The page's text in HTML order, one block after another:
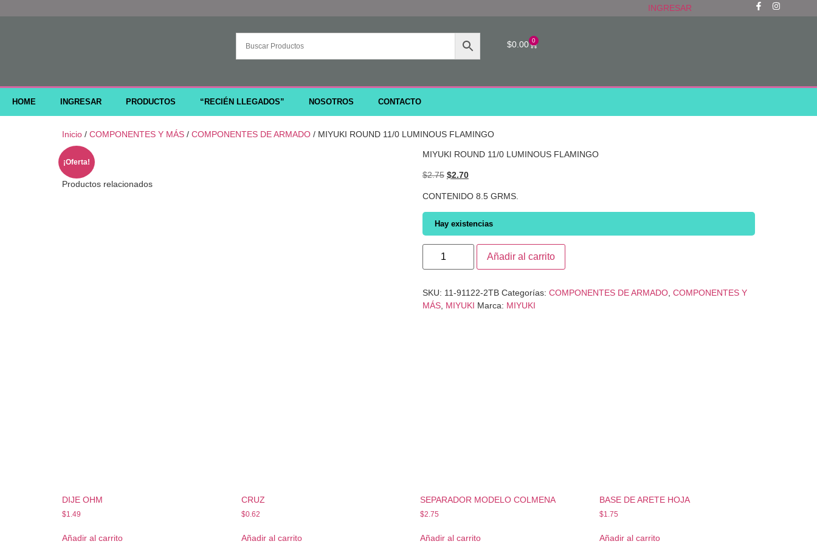
INGRESAR
$0.00 0
HOME INGRESAR PRODUCTOS “RECIÉN LLEGADOS” NOSOTROS CONTACTO
Inicio / COMPONENTES Y MÁS / COMPONENTES DE ARMADO / MIYUKI ROUND 11/0 LUMINOUS FLAMINGO
¡Oferta!
MIYUKI ROUND 11/0 LUMINOUS FLAMINGO
$2.75 $2.70
CONTENIDO 8.5 GRMS.
Hay existencias
Añadir al carrito
SKU: 11-91122-2TB Categorías: COMPONENTES DE ARMADO, COMPONENTES Y
MÁS, MIYUKI Marca: MIYUKI
Productos relacionados
DIJE OHM
$1.49
Añadir al carrito
CRUZ
$0.62
Añadir al carrito
SEPARADOR MODELO COLMENA
$2.75
Añadir al carrito
BASE DE ARETE HOJA
$1.75
Añadir al carrito